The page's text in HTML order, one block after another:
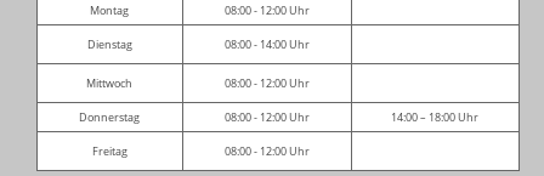
Montag 08:00 - 12:00 Uhr
Dienstag 08:00 - 14:00 Uhr
Mittwoch 08:00 - 12:00 Uhr
Donnerstag 08:00 - 12:00 Uhr 14:00 – 18:00 Uhr
Freitag 08:00 - 12:00 Uhr